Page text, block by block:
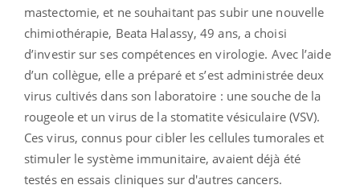
mastectomie, et ne souhaitant pas subir une nouvelle
chimiothérapie, Beata Halassy, 49 ans, a choisi
d’investir sur ses compétences en virologie. Avec l’aide
d’un collègue, elle a préparé et s’est administrée deux
virus cultivés dans son laboratoire : une souche de la
rougeole et un virus de la stomatite vésiculaire (VSV).
Ces virus, connus pour cibler les cellules tumorales et
stimuler le système immunitaire, avaient déjà été
testés en essais cliniques sur d'autres cancers.